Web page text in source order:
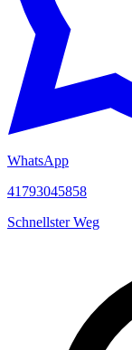
WhatsApp
41793045858
Schnellster Weg